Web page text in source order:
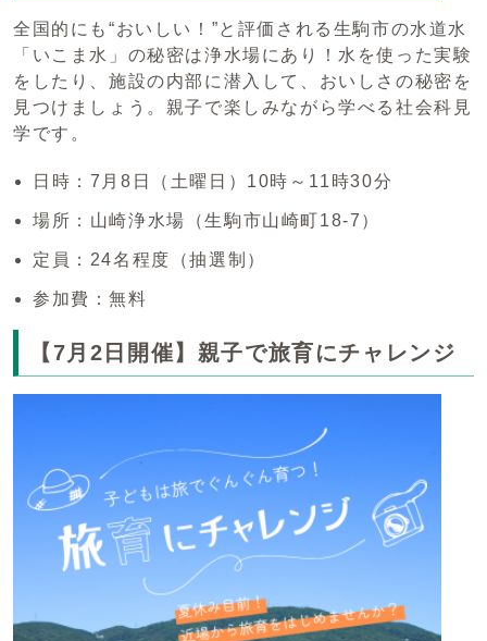
全国的にも“おいしい！”と評価される生駒市の水道水
「いこま水」の秘密は浄水場にあり！水を使った実験
をしたり、施設の内部に潜入して、おいしさの秘密を
見つけましょう。親子で楽しみながら学べる社会科見
学です。
日時：7月8日（土曜日）10時～11時30分
場所：山崎浄水場（生駒市山崎町18-7）
定員：24名程度（抽選制）
参加費：無料
【7月2日開催】親子で旅育にチャレンジ